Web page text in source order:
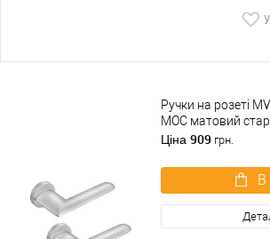
Ручки на розеті
MOC матовий
Ціна 909 грн.